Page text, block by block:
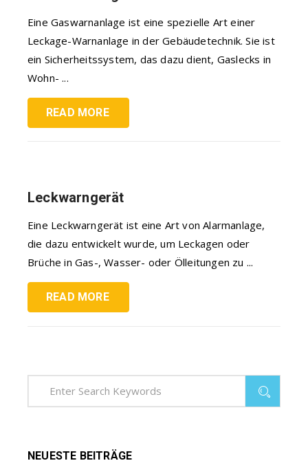
Eine Gaswarnanlage ist eine spezielle Art einer
Leckage-Warnanlage in der Gebäudetechnik. Sie ist
ein Sicherheitssystem, das dazu dient, Gaslecks in
Wohn- ...
READ MORE
Leckwarngerät
Eine Leckwarngerät ist eine Art von Alarmanlage,
die dazu entwickelt wurde, um Leckagen oder
Brüche in Gas-, Wasser- oder Ölleitungen zu ...
READ MORE
NEUESTE BEITRÄGE